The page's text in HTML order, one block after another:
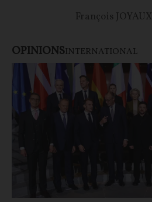
François JOYAUX
OPINIONSINTERNATIONAL